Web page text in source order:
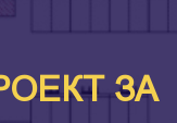
ЗА